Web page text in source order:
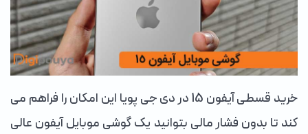
خرید قسطی آیفون 15 در دی جی پویا این امکان را فراهم می
کند تا بدون فشار مالی بتوانید یک گوشی موبایل آیفون عالی